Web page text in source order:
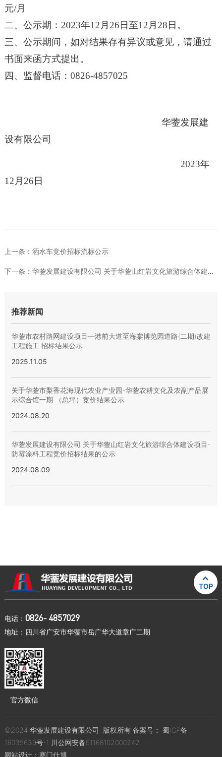
元/月
二、公示期： 2023年12 月 26 日至12 月 28 日。
三、公示期间，如对结果存有异议或意见，请通过
书面来函方式提出。
四、监督电话： 0826-4857025
华蓥发展建
设有限公司
2023年
12 月 26 日
上一条： 洒水车竞价招标流标公示
下一条： 华蓥发展建设有限公司 关于华蓥山红岩文化旅游综合体建设项目-...
推荐新闻
华蓥市农村路网建设项目—港前大道至海棠博览园道路(二期)改建
工程施工 招标结果公示
2025.11.05
关于华蓥市梨香花海现代农业产业园-华蓥农耕文化及农副产品展
示综合馆一期 （总坪）竞价结果公示
2024.08.20
华蓥发展建设有限公司 关于华蓥山红岩文化旅游综合体建设项目-
防霉涂料工程竞价招标结果的公示
2024.08.09

TOP
电话： 0826- 4857029
地址：四川省广安市华蓥市岳广华大道章广二期
官方微信
©2024 华蓥发展建设有限公司. 版权所有 备案号： 蜀ICP备
16035639号-1 川公网安备51168102000242
网站设计： 赛门仕博